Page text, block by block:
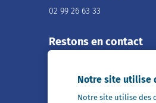
02 99 26 63 33
Restons en contact
Notre site utilise
Notre site utilise des